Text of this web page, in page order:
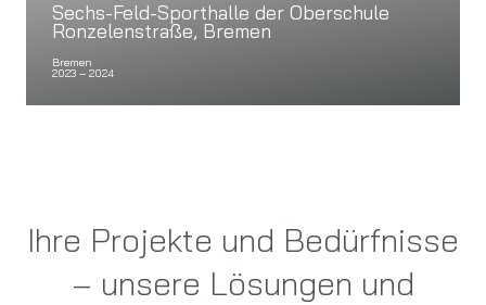
Sechs-Feld-Sporthalle der Oberschule
Ronzelenstraße, Bremen
Bremen
2023 – 2024
Ihre Projekte und Bedürfnisse
– unsere Lösungen und